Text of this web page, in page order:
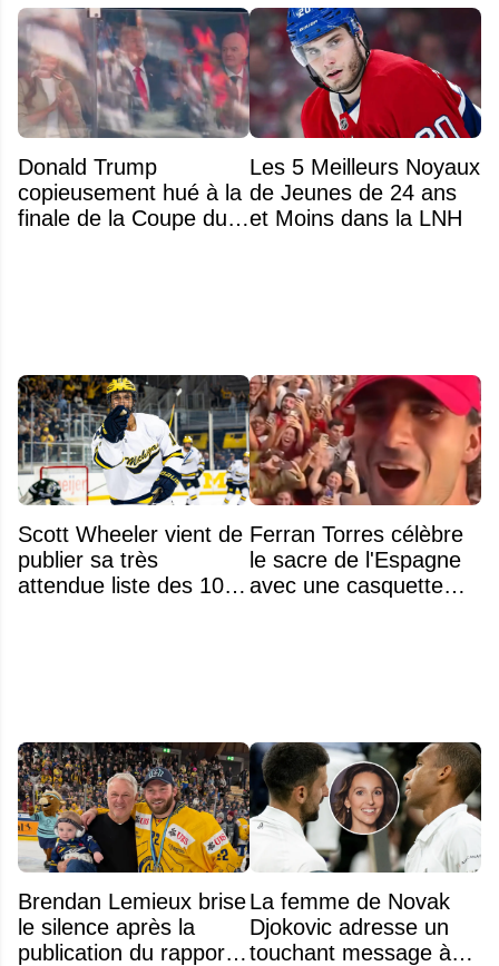
Donald Trump
copieusement hué à la
finale de la Coupe du
Les 5 Meilleurs Noyaux
de Jeunes de 24 ans
et Moins dans la LNH
Scott Wheeler vient de
publier sa très
attendue liste des 100
Ferran Torres célèbre
le sacre de l'Espagne
avec une casquette
Brendan Lemieux brise
le silence après la
publication du rapport
La femme de Novak
Djokovic adresse un
touchant message à